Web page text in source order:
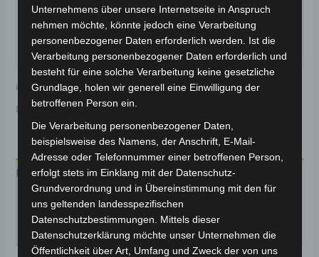
inkl. 19 % MwSt.Kostenloser Versand
Lieferzeit:Versandfertig innerhalb 24 Stunden*
Beschreibung
Produktsicherheit
Rezensionen (0)
Unternehmens über unsere Internetseite in Anspruch
nehmen möchte, könnte jedoch eine Verarbeitung
personenbezogener Daten erforderlich werden. Ist die
Verarbeitung personenbezogener Daten erforderlich und
besteht für eine solche Verarbeitung keine gesetzliche
Grundlage, holen wir generell eine Einwilligung der
betroffenen Person ein.
Die Verarbeitung personenbezogener Daten,
beispielsweise des Namens, der Anschrift, E-Mail-
Adresse oder Telefonnummer einer betroffenen Person,
erfolgt stets im Einklang mit der Datenschutz-
Grundverordnung und in Übereinstimmung mit den für
uns geltenden landesspezifischen
Datenschutzbestimmungen. Mittels dieser
Datenschutzerklärung möchte unser Unternehmen die
Öffentlichkeit über Art, Umfang und Zweck der von uns